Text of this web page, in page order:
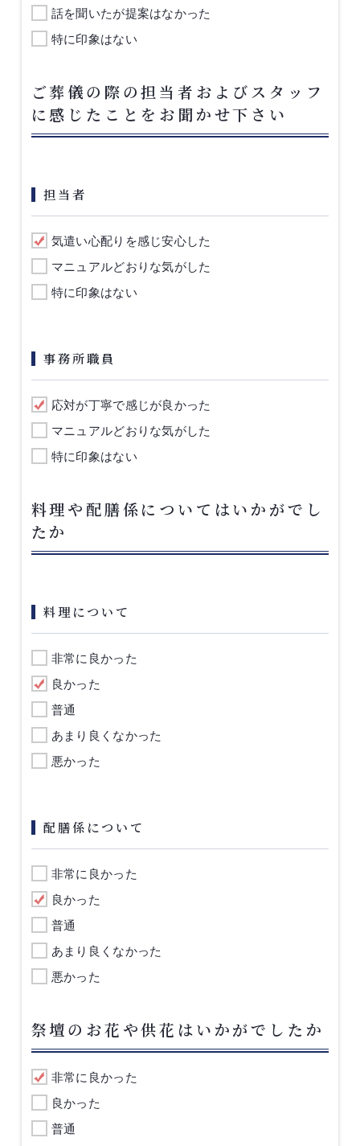
話を聞いたが提案はなかった
特に印象はない
ご葬儀の際の担当者およびスタッフ
に感じたことをお聞かせ下さい
担当者
気遣い心配りを感じ安心した
マニュアルどおりな気がした
特に印象はない
事務所職員
応対が丁寧で感じが良かった
マニュアルどおりな気がした
特に印象はない
料理や配膳係についてはいかがでし
たか
料理について
非常に良かった
良かった
普通
あまり良くなかった
悪かった
配膳係について
非常に良かった
良かった
普通
あまり良くなかった
悪かった
祭壇のお花や供花はいかがでしたか
非常に良かった
良かった
普通